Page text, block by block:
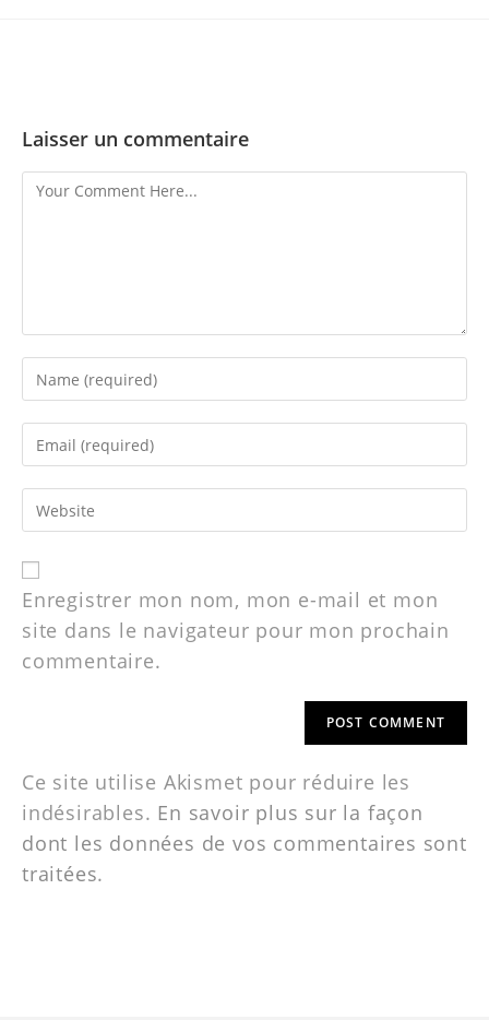
Laisser un commentaire
Enregistrer mon nom, mon e-mail et mon
site dans le navigateur pour mon prochain
commentaire.
Ce site utilise Akismet pour réduire les
indésirables. En savoir plus sur la façon
dont les données de vos commentaires sont
traitées.